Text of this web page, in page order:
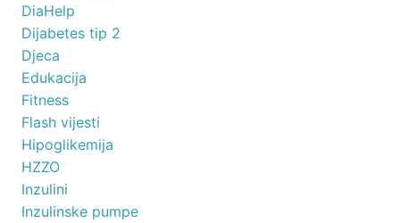
DiaHelp
Dijabetes tip 2
Djeca
Edukacija
Fitness
Flash vijesti
Hipoglikemija
HZZO
Inzulini
Inzulinske pumpe